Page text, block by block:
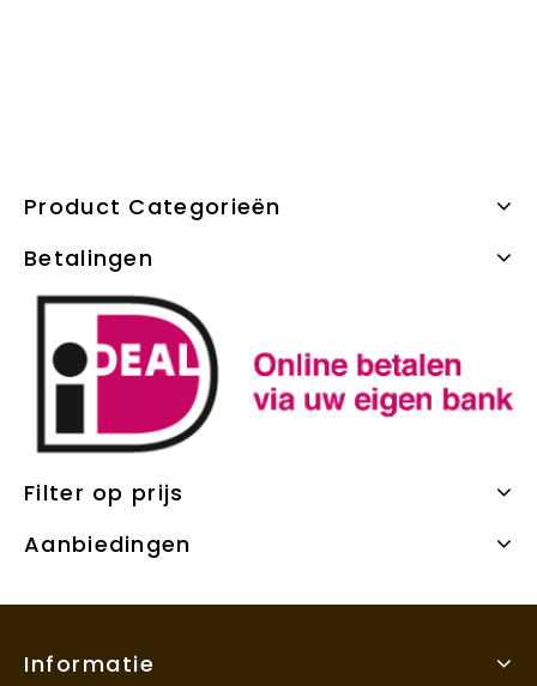
Product Categorieën
Betalingen
Filter op prijs
Aanbiedingen
Informatie